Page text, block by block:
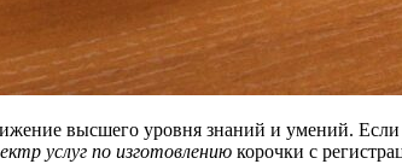
высшего уровня знаний и умений.
услуг по изготовлению корочки с